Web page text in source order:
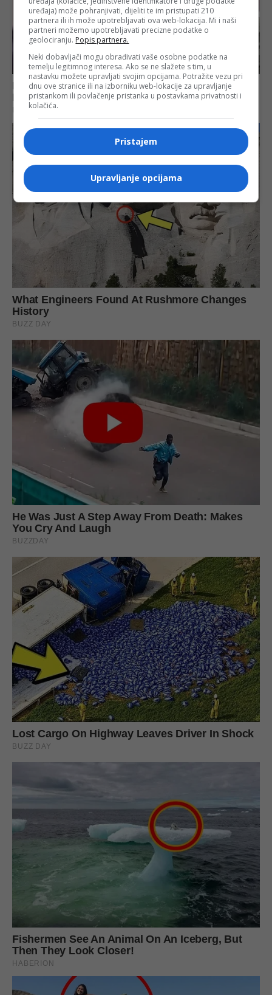
uređaja) može pohranjivati, dijeliti te im pristupati 210
partnera ili ih može upotrebljavati ova web-lokacija. Mi i naši
partneri možemo upotrebljavati precizne podatke o
geolociranju. Popis partnera.
Neki dobavljači mogu obrađivati vaše osobne podatke na
temelju legitimnog interesa. Ako se ne slažete s tim, u
nastavku možete upravljati svojim opcijama. Potražite vezu pri
dnu ove stranice ili na izborniku web-lokacije za upravljanje
pristankom ili povlačenje pristanka u postavkama privatnosti i
kolačića.
Pristajem
Upravljanje opcijama